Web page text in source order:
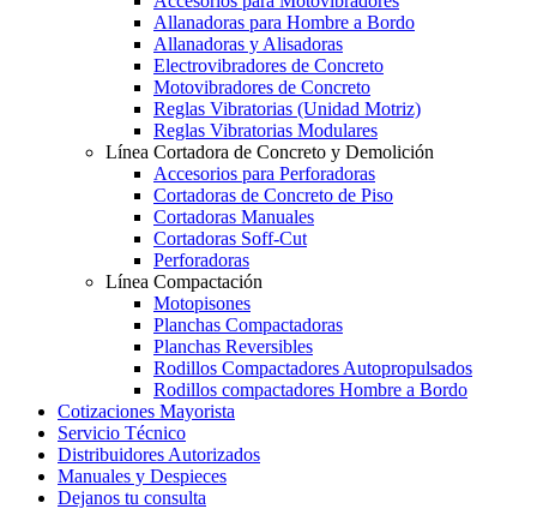
Allanadoras para Hombre a Bordo
Allanadoras y Alisadoras
Electrovibradores de Concreto
Motovibradores de Concreto
Reglas Vibratorias (Unidad Motriz)
Reglas Vibratorias Modulares
Línea Cortadora de Concreto y Demolición
Accesorios para Perforadoras
Cortadoras de Concreto de Piso
Cortadoras Manuales
Cortadoras Soff-Cut
Perforadoras
Línea Compactación
Motopisones
Planchas Compactadoras
Planchas Reversibles
Rodillos Compactadores Autopropulsados
Rodillos compactadores Hombre a Bordo
Cotizaciones Mayorista
Servicio Técnico
Distribuidores Autorizados
Manuales y Despieces
Dejanos tu consulta